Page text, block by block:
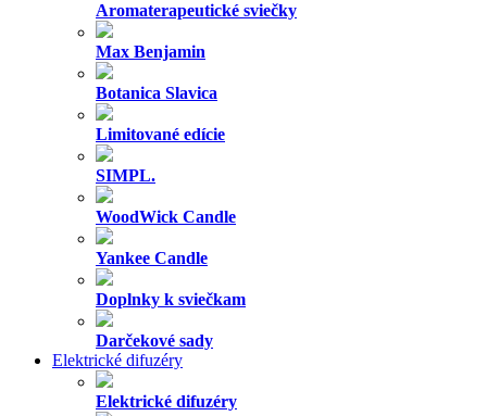
Aromaterapeutické sviečky
Max Benjamin
Botanica Slavica
Limitované edície
SIMPL.
WoodWick Candle
Yankee Candle
Doplnky k sviečkam
Darčekové sady
Elektrické difuzéry
Elektrické difuzéry